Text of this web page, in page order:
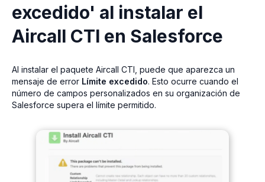
excedido' al instalar el
Aircall CTI en Salesforce
Al instalar el paquete Aircall CTI, puede que aparezca un
mensaje de error Límite excedido. Esto ocurre cuando el
número de campos personalizados en su organización de
Salesforce supera el límite permitido.